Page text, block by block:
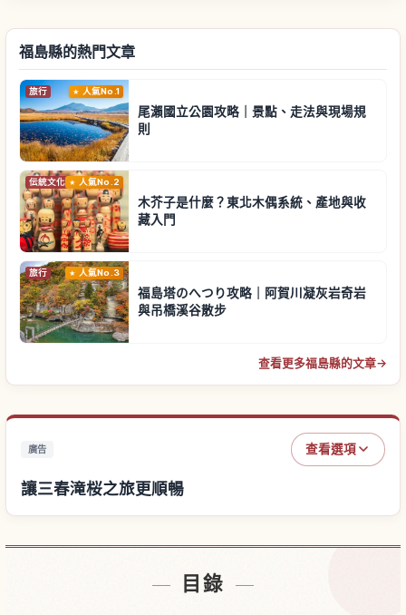
福島縣的熱門文章
旅行 人氣No.1
尾瀨國立公園攻略｜景點、走法與現場規
則
伝統文化 人氣No.2
木芥子是什麼？東北木偶系統、產地與收
藏入門
旅行 人氣No.3
福島塔のへつり攻略｜阿賀川凝灰岩奇岩
與吊橋溪谷散步
查看更多福島縣的文章→
廣告 查看選項
讓三春滝桜之旅更順暢
目錄